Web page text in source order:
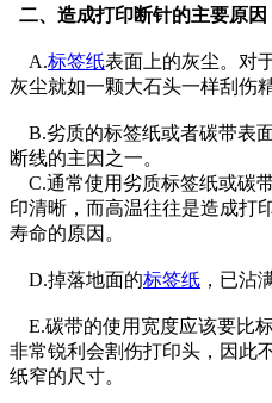
二、造成打印断针的主要原因
A.标签纸表面上的灰尘。对
灰尘就如一颗大石头一样刮伤
B.劣质的标签纸或者碳带表
断线的主因之一。
C.通常使用劣质标签纸或碳
印清晰，而高温往往是造成打
寿命的原因。
D.掉落地面的标签纸 ，已沾
E.碳带的使用宽度应该要比
非常锐利会割伤打印头，因此
纸窄的尺寸。